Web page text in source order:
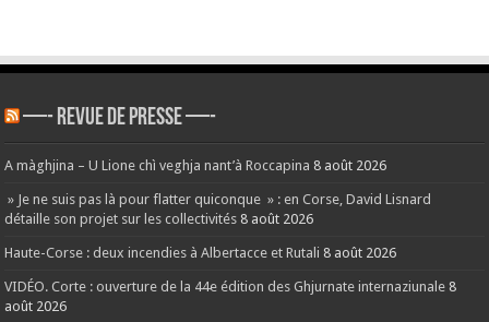
—- REVUE DE PRESSE —-
A màghjina – U Lione chì veghja nant’à Roccapina 8 août 2026
» Je ne suis pas là pour flatter quiconque » : en Corse, David Lisnard
détaille son projet sur les collectivités 8 août 2026
Haute-Corse : deux incendies à Albertacce et Rutali 8 août 2026
VIDÉO. Corte : ouverture de la 44e édition des Ghjurnate internaziunale 8
août 2026